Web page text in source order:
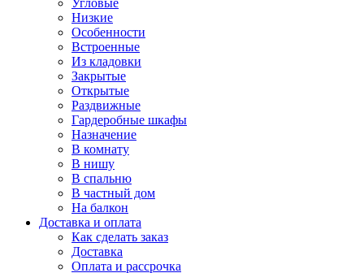
Угловые
Низкие
Особенности
Встроенные
Из кладовки
Закрытые
Открытые
Раздвижные
Гардеробные шкафы
Назначение
В комнату
В нишу
В спальню
В частный дом
На балкон
Доставка и оплата
Как сделать заказ
Доставка
Оплата и рассрочка